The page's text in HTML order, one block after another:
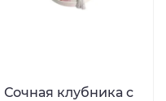
Сочная клубника с